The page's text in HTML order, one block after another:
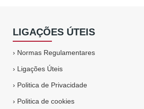
LIGAÇÕES ÚTEIS
› Normas Regulamentares
› Ligações Úteis
› Politica de Privacidade
› Politica de cookies